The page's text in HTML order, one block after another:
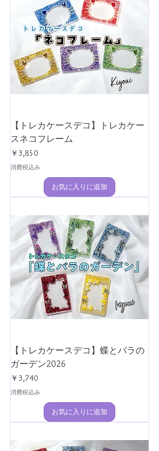
【トレカケースデコ】トレカケー
スネコフレーム
価格
￥3,850
消費税込み
お気に入りに追加
【トレカケースデコ】蝶とバラの
ガーデン2026
価格
￥3,740
消費税込み
お気に入りに追加